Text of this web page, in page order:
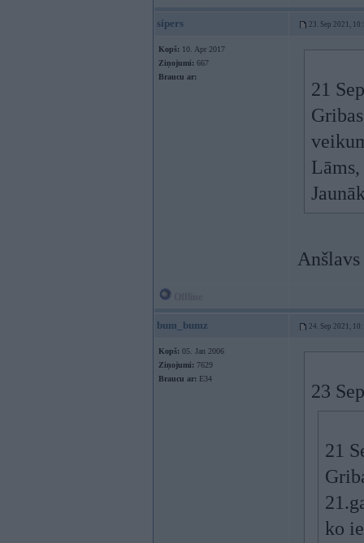
sipers 23. Sep 2021,
Kopš: 10. Apr 2017
Ziņojumi: 667
Braucu ar:
21
bum_bumz 24. Sep 2021,
Kopš: 05. Jan 2006
Ziņojumi: 7629
Braucu ar: E34
23
21
ko